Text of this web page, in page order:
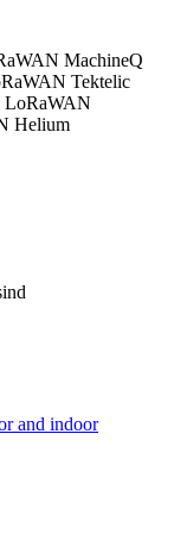
MachineQ
Tektelic
LoRaWAN
Helium
and indoor